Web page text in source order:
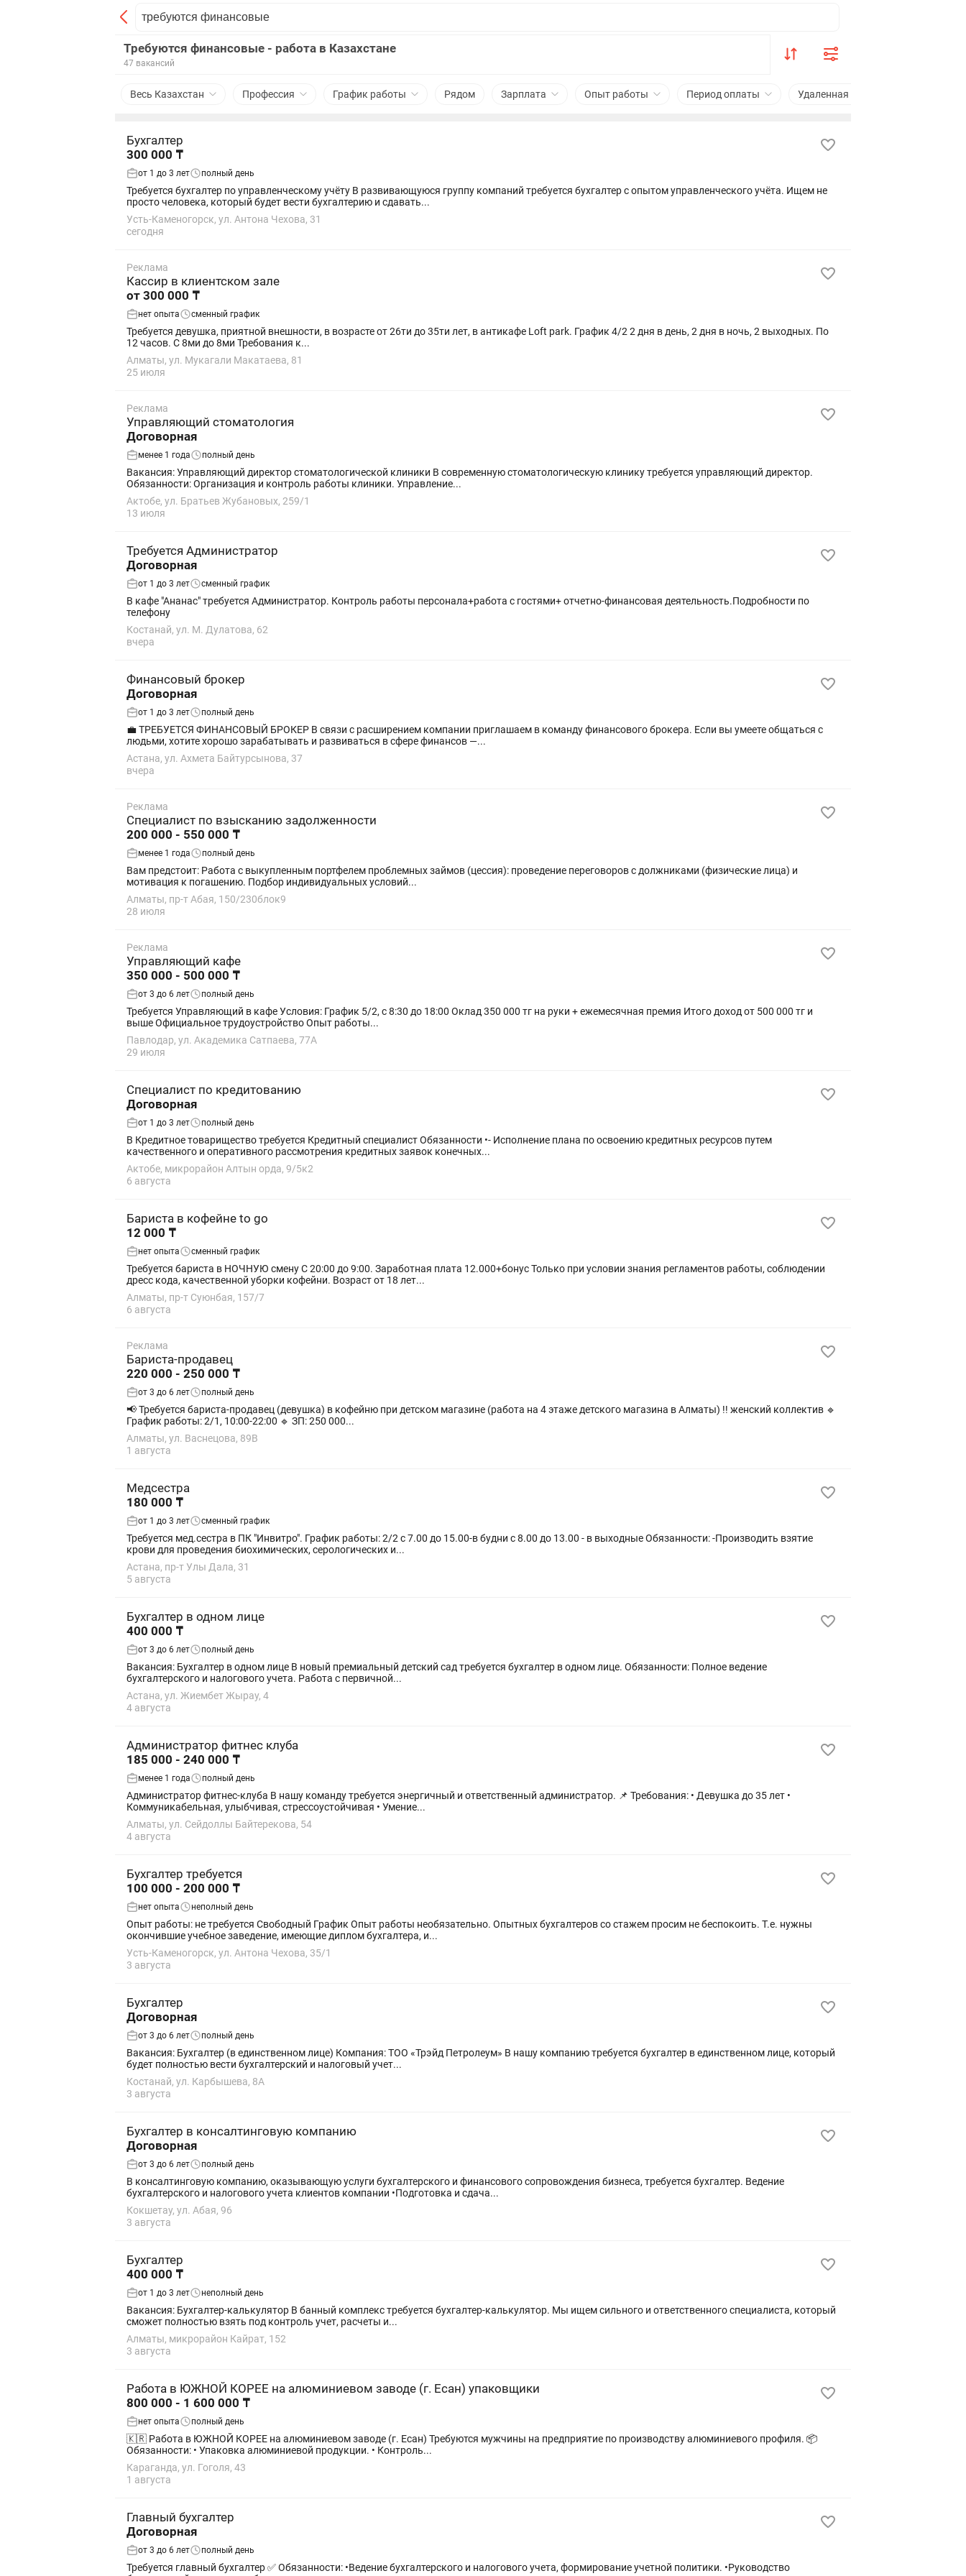
Требуются финансовые - работа в Казахстане
47 вакансий
Весь Казахстан Профессия График работы Рядом Зарплата Опыт работы Период оплаты Удаленная работа
Бухгалтер
300 000 ₸
от 1 до 3 лет полный день
Требуется бухгалтер по управленческому учёту В развивающуюся группу компаний требуется бухгалтер с опытом управленческого учёта. Ищем не
просто человека, который будет вести бухгалтерию и сдавать...
Усть-Каменогорск, ул. Антона Чехова, 31
сегодня
Реклама
Кассир в клиентском зале
от 300 000 ₸
нет опыта сменный график
Требуется девушка, приятной внешности, в возрасте от 26ти до 35ти лет, в антикафе Loft park. График 4/2 2 дня в день, 2 дня в ночь, 2 выходных. По
12 часов. С 8ми до 8ми Требования к...
Алматы, ул. Мукагали Макатаева, 81
25 июля
Реклама
Управляющий стоматология
Договорная
менее 1 года полный день
Вакансия: Управляющий директор стоматологической клиники В современную стоматологическую клинику требуется управляющий директор.
Обязанности: Организация и контроль работы клиники. Управление...
Актобе, ул. Братьев Жубановых, 259/1
13 июля
Требуется Администратор
Договорная
от 1 до 3 лет сменный график
В кафе "Ананас" требуется Администратор. Контроль работы персонала+работа с гостями+ отчетно-финансовая деятельность.Подробности по
телефону
Костанай, ул. М. Дулатова, 62
вчера
Финансовый брокер
Договорная
от 1 до 3 лет полный день
💼 ТРЕБУЕТСЯ ФИНАНСОВЫЙ БРОКЕР В связи с расширением компании приглашаем в команду финансового брокера. Если вы умеете общаться с
людьми, хотите хорошо зарабатывать и развиваться в сфере финансов —...
Астана, ул. Ахмета Байтурсынова, 37
вчера
Реклама
Специалист по взысканию задолженности
200 000 - 550 000 ₸
менее 1 года полный день
Вам предстоит: Работа с выкупленным портфелем проблемных займов (цессия): проведение переговоров с должниками (физические лица) и
мотивация к погашению. Подбор индивидуальных условий...
Алматы, пр-т Абая, 150/230блок9
28 июля
Реклама
Управляющий кафе
350 000 - 500 000 ₸
от 3 до 6 лет полный день
Требуется Управляющий в кафе Условия: График 5/2, с 8:30 до 18:00 Оклад 350 000 тг на руки + ежемесячная премия Итого доход от 500 000 тг и
выше Официальное трудоустройство Опыт работы...
Павлодар, ул. Академика Сатпаева, 77А
29 июля
Специалист по кредитованию
Договорная
от 1 до 3 лет полный день
В Кредитное товарищество требуется Кредитный специалист Обязанности •- Исполнение плана по освоению кредитных ресурсов путем
качественного и оперативного рассмотрения кредитных заявок конечных...
Актобе, микрорайон Алтын орда, 9/5к2
6 августа
Бариста в кофейне to go
12 000 ₸
нет опыта сменный график
Требуется бариста в НОЧНУЮ смену С 20:00 до 9:00. Заработная плата 12.000+бонус Только при условии знания регламентов работы, соблюдении
дресс кода, качественной уборки кофейни. Возраст от 18 лет...
Алматы, пр-т Суюнбая, 157/7
6 августа
Реклама
Бариста-продавец
220 000 - 250 000 ₸
от 3 до 6 лет полный день
📢 Требуется бариста-продавец (девушка) в кофейню при детском магазине (работа на 4 этаже детского магазина в Алматы) !! женский коллектив 🔹
График работы: 2/1, 10:00-22:00 🔹 ЗП: 250 000...
Алматы, ул. Васнецова, 89В
1 августа
Медсестра
180 000 ₸
от 1 до 3 лет сменный график
Требуется мед.сестра в ПК "Инвитро". График работы: 2/2 с 7.00 до 15.00-в будни с 8.00 до 13.00 - в выходные Обязанности: -Производить взятие
крови для проведения биохимических, серологических и...
Астана, пр-т Улы Дала, 31
5 августа
Бухгалтер в одном лице
400 000 ₸
от 3 до 6 лет полный день
Вакансия: Бухгалтер в одном лице В новый премиальный детский сад требуется бухгалтер в одном лице. Обязанности: Полное ведение
бухгалтерского и налогового учета. Работа с первичной...
Астана, ул. Жиембет Жырау, 4
4 августа
Администратор фитнес клуба
185 000 - 240 000 ₸
менее 1 года полный день
Администратор фитнес-клуба В нашу команду требуется энергичный и ответственный администратор. 📌 Требования: • Девушка до 35 лет •
Коммуникабельная, улыбчивая, стрессоустойчивая • Умение...
Алматы, ул. Сейдоллы Байтерекова, 54
4 августа
Бухгалтер требуется
100 000 - 200 000 ₸
нет опыта неполный день
Опыт работы: не требуется Свободный График Опыт работы необязательно. Опытных бухгалтеров со стажем просим не беспокоить. Т.е. нужны
окончившие учебное заведение, имеющие диплом бухгалтера, и...
Усть-Каменогорск, ул. Антона Чехова, 35/1
3 августа
Бухгалтер
Договорная
от 3 до 6 лет полный день
Вакансия: Бухгалтер (в единственном лице) Компания: ТОО «Трэйд Петролеум» В нашу компанию требуется бухгалтер в единственном лице, который
будет полностью вести бухгалтерский и налоговый учет...
Костанай, ул. Карбышева, 8А
3 августа
Бухгалтер в консалтинговую компанию
Договорная
от 3 до 6 лет полный день
В консалтинговую компанию, оказывающую услуги бухгалтерского и финансового сопровождения бизнеса, требуется бухгалтер. Ведение
бухгалтерского и налогового учета клиентов компании •Подготовка и сдача...
Кокшетау, ул. Абая, 96
3 августа
Бухгалтер
400 000 ₸
от 1 до 3 лет неполный день
Вакансия: Бухгалтер-калькулятор В банный комплекс требуется бухгалтер-калькулятор. Мы ищем сильного и ответственного специалиста, который
сможет полностью взять под контроль учет, расчеты и...
Алматы, микрорайон Кайрат, 152
3 августа
Работа в ЮЖНОЙ КОРЕЕ на алюминиевом заводе (г. Есан) упаковщики
800 000 - 1 600 000 ₸
нет опыта полный день
🇰🇷 Работа в ЮЖНОЙ КОРЕЕ на алюминиевом заводе (г. Есан) Требуются мужчины на предприятие по производству алюминиевого профиля. 📦
Обязанности: • Упаковка алюминиевой продукции. • Контроль...
Караганда, ул. Гоголя, 43
1 августа
Главный бухгалтер
Договорная
от 3 до 6 лет полный день
Требуется главный бухгалтер ✅ Обязанности: •Ведение бухгалтерского и налогового учета, формирование учетной политики. •Руководство